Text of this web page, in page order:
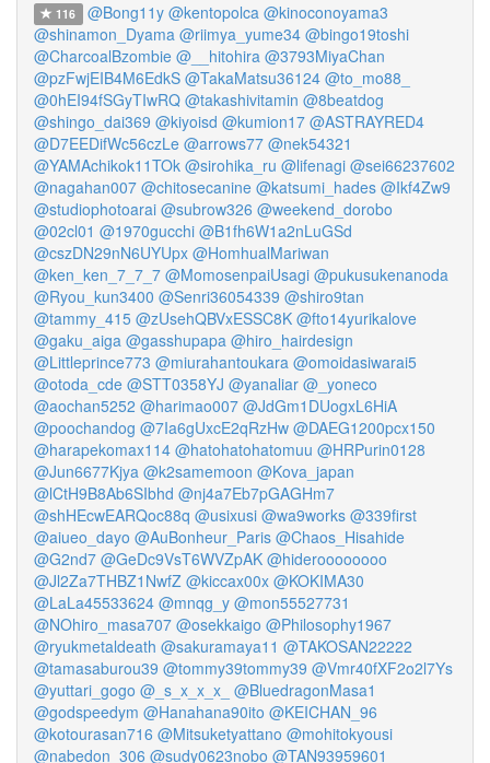
116 @Bong11y @kentopolca @kinoconoyama3
@shinamon_Dyama @riimya_yume34 @bingo19toshi
@CharcoalBzombie @__hitohira @3793MiyaChan
@pzFwjEIB4M6EdkS @TakaMatsu36124 @to_mo88_
@0hEI94fSGyTIwRQ @takashivitamin @8beatdog
@shingo_dai369 @kiyoisd @kumion17 @ASTRAYRED4
@D7EEDifWc56czLe @arrows77 @nek54321
@YAMAchikok11TOk @sirohika_ru @lifenagi @sei66237602
@nagahan007 @chitosecanine @katsumi_hades @Ikf4Zw9
@studiophotoarai @subrow326 @weekend_dorobo
@02cl01 @1970gucchi @B1fh6W1a2nLuGSd
@cszDN29nN6UYUpx @HomhualMariwan
@ken_ken_7_7_7 @MomosenpaiUsagi @pukusukenanoda
@Ryou_kun3400 @Senri36054339 @shiro9tan
@tammy_415 @zUsehQBVxESSC8K @fto14yurikalove
@gaku_aiga @gasshupapa @hiro_hairdesign
@Littleprince773 @miurahantoukara @omoidasiwarai5
@otoda_cde @STT0358YJ @yanaliar @_yoneco
@aochan5252 @harimao007 @JdGm1DUogxL6HiA
@poochandog @7Ia6gUxcE2qRzHw @DAEG1200pcx150
@harapekomax114 @hatohatohatomuu @HRPurin0128
@Jun6677Kjya @k2samemoon @Kova_japan
@lCtH9B8Ab6SIbhd @nj4a7Eb7pGAGHm7
@shHEcwEARQoc88q @usixusi @wa9works @339first
@aiueo_dayo @AuBonheur_Paris @Chaos_Hisahide
@G2nd7 @GeDc9VsT6WVZpAK @hideroooooooo
@Jl2Za7THBZ1NwfZ @kiccax00x @KOKIMA30
@LaLa45533624 @mnqg_y @mon55527731
@NOhiro_masa707 @osekkaigo @Philosophy1967
@ryukmetaldeath @sakuramaya11 @TAKOSAN22222
@tamasaburou39 @tommy39tommy39 @Vmr40fXF2o2l7Ys
@yuttari_gogo @_s_x_x_x_ @BluedragonMasa1
@godspeedym @Hanahana90ito @KEICHAN_96
@kotourasan716 @Mitsuketyattano @mohitokyousi
@nabedon_306 @sudy0623nobo @TAN93959601